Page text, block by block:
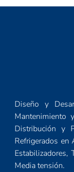
Diseño y
Mantenimiento
Distribución y
Refrigerados en
Estabilizadores,
Media tensión.